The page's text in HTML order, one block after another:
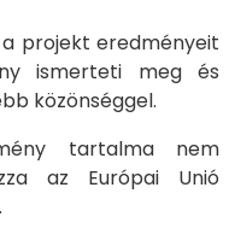
projekt eredményeit
ismerteti meg és
közönséggel.
tartalma nem
az Európai Unió